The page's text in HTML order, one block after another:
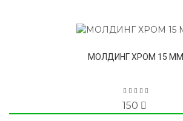
МОЛДИНГ ХРОМ 15 ММ
150